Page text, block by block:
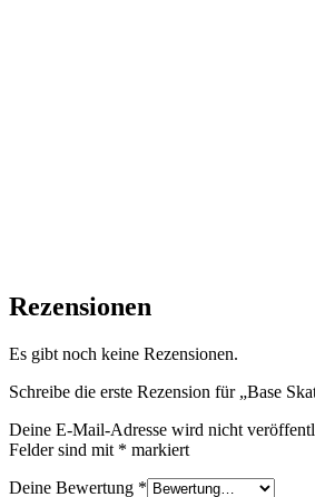
Rezensionen
Es gibt noch keine Rezensionen.
Schreibe die erste Rezension für „Base
Deine E-Mail-Adresse wird nicht
Felder sind mit * markiert
Deine Bewertung *